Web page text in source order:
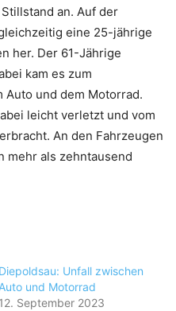
an. Auf der
eine 25-jährige
her. Der 61-Jährige
kam es zum
Auto und dem Motorrad.
leicht verletzt und vom
An den Fahrzeugen
mehr als zehntausend
Diepoldsau: Unfall zwischen
Auto und Motorrad
12. September 2023